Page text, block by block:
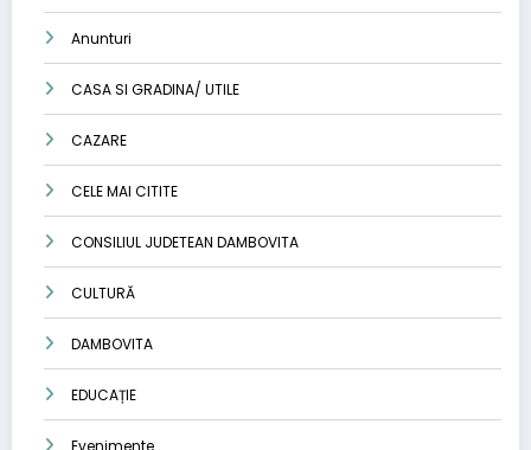
Anunturi
CASA SI GRADINA/ UTILE
CAZARE
CELE MAI CITITE
CONSILIUL JUDETEAN DAMBOVITA
CULTURĂ
DAMBOVITA
EDUCAȚIE
Evenimente